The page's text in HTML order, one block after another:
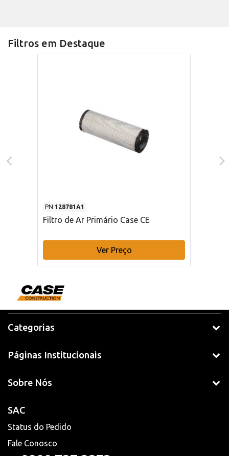
Filtros em Destaque
PN 128781A1
Filtro de Ar Primário Case CE
Ver Preço
Categorias
Páginas Institucionais
Sobre Nós
SAC
Status do Pedido
Fale Conosco